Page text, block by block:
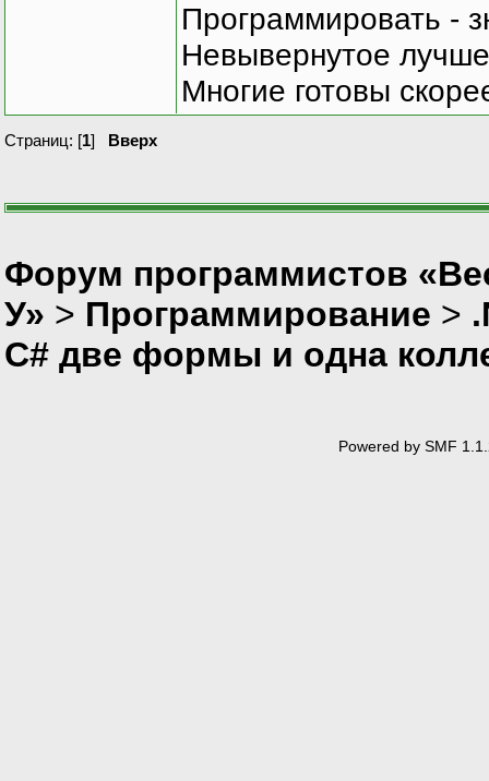
Программировать -
Невывернутое
Многие готовы
Страниц: [1] Вверх
Форум программистов
У» > Программирование >
C# две формы и одна
Powered by SMF